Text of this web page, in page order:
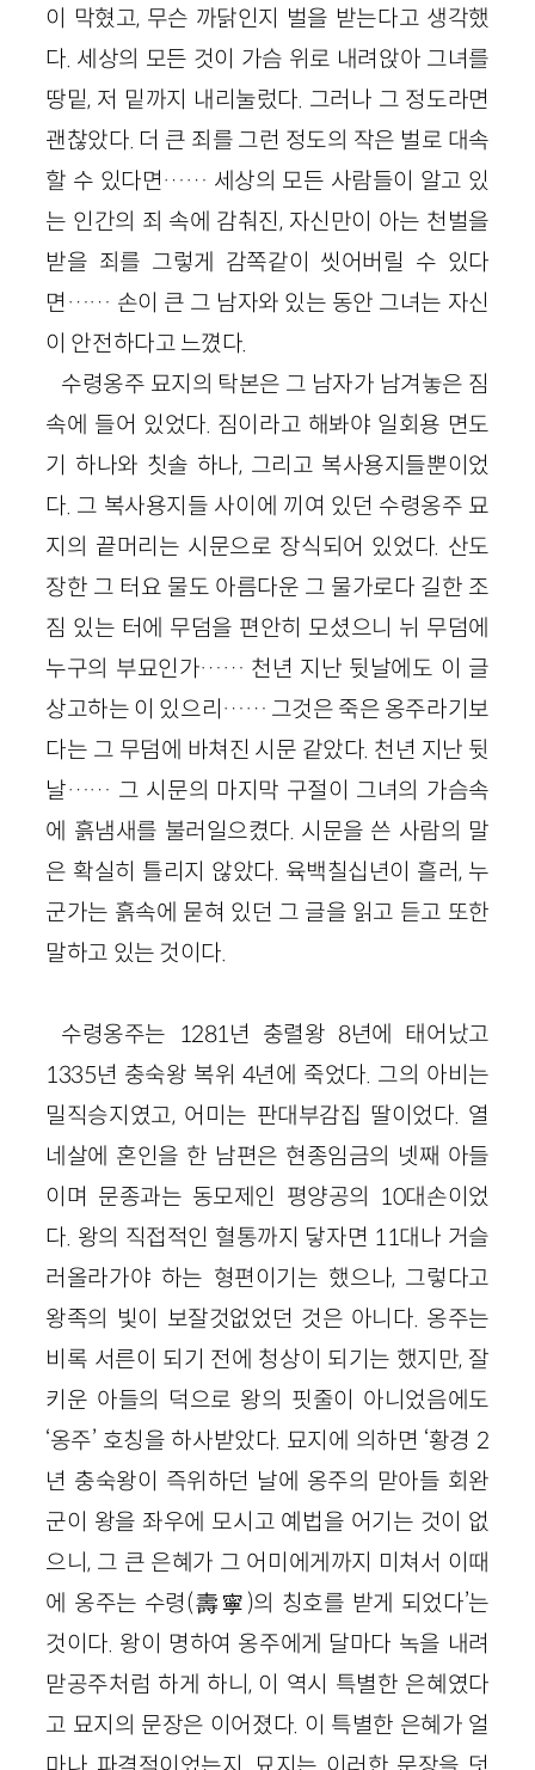
이 막혔고, 무슨 까닭인지 벌을 받는다고 생각했
다. 세상의 모든 것이 가슴 위로 내려앉아 그녀를
땅밑, 저 밑까지 내리눌렀다. 그러나 그 정도라면
괜찮았다. 더 큰 죄를 그런 정도의 작은 벌로 대속
할 수 있다면…… 세상의 모든 사람들이 알고 있
는 인간의 죄 속에 감춰진, 자신만이 아는 천벌을
받을 죄를 그렇게 감쪽같이 씻어버릴 수 있다
면…… 손이 큰 그 남자와 있는 동안 그녀는 자신
이 안전하다고 느꼈다.
수령옹주 묘지의 탁본은 그 남자가 남겨놓은 짐
속에 들어 있었다. 짐이라고 해봐야 일회용 면도
기 하나와 칫솔 하나, 그리고 복사용지들뿐이었
다. 그 복사용지들 사이에 끼여 있던 수령옹주 묘
지의 끝머리는 시문으로 장식되어 있었다. 산도
장한 그 터요 물도 아름다운 그 물가로다 길한 조
짐 있는 터에 무덤을 편안히 모셨으니 뉘 무덤에
누구의 부묘인가…… 천년 지난 뒷날에도 이 글
상고하는 이 있으리…… 그것은 죽은 옹주라기보
다는 그 무덤에 바쳐진 시문 같았다. 천년 지난 뒷
날…… 그 시문의 마지막 구절이 그녀의 가슴속
에 흙냄새를 불러일으켰다. 시문을 쓴 사람의 말
은 확실히 틀리지 않았다. 육백칠십년이 흘러, 누
군가는 흙속에 묻혀 있던 그 글을 읽고 듣고 또한
말하고 있는 것이다.
수령옹주는 1281년 충렬왕 8년에 태어났고
1335년 충숙왕 복위 4년에 죽었다. 그의 아비는
밀직승지였고, 어미는 판대부감집 딸이었다. 열
네살에 혼인을 한 남편은 현종임금의 넷째 아들
이며 문종과는 동모제인 평양공의 10대손이었
다. 왕의 직접적인 혈통까지 닿자면 11대나 거슬
러올라가야 하는 형편이기는 했으나, 그렇다고
왕족의 빛이 보잘것없었던 것은 아니다. 옹주는
비록 서른이 되기 전에 청상이 되기는 했지만, 잘
키운 아들의 덕으로 왕의 핏줄이 아니었음에도
‘옹주’ 호칭을 하사받았다. 묘지에 의하면 ‘황경 2
년 충숙왕이 즉위하던 날에 옹주의 맏아들 회완
군이 왕을 좌우에 모시고 예법을 어기는 것이 없
으니, 그 큰 은혜가 그 어미에게까지 미쳐서 이때
에 옹주는 수령(壽寧)의 칭호를 받게 되었다’는
것이다. 왕이 명하여 옹주에게 달마다 녹을 내려
맏공주처럼 하게 하니, 이 역시 특별한 은혜였다
고 묘지의 문장은 이어졌다. 이 특별한 은혜가 얼